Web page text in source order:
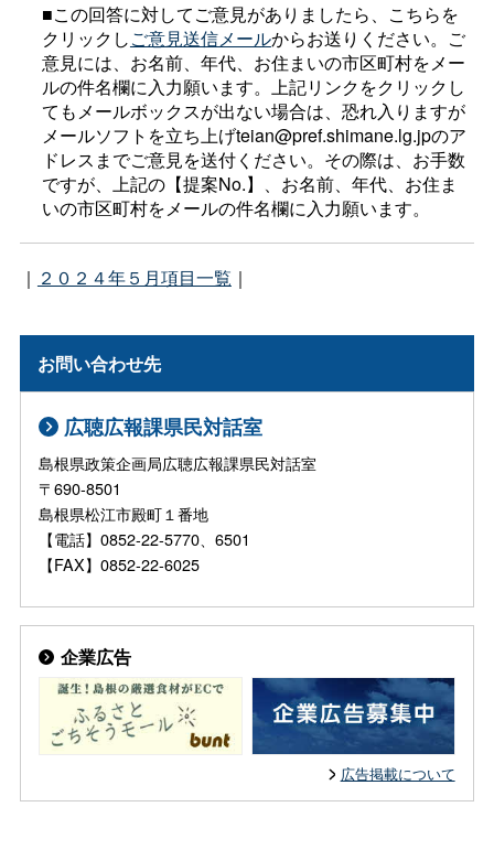
■この回答に対してご意見がありましたら、こちらを
クリックしご意見送信メールからお送りください。ご
意見には、お名前、年代、お住まいの市区町村をメー
ルの件名欄に入力願います。上記リンクをクリックし
てもメールボックスが出ない場合は、恐れ入りますが
メールソフトを立ち上げteian@pref.shimane.lg.jpのア
ドレスまでご意見を送付ください。その際は、お手数
ですが、上記の【提案No.】、お名前、年代、お住ま
いの市区町村をメールの件名欄に入力願います。
｜ ２０２４年５月項目一覧 ｜
お問い合わせ先
広聴広報課県民対話室
島根県政策企画局広聴広報課県民対話室
〒690-8501
島根県松江市殿町１番地
【電話】0852-22-5770、6501
【FAX】0852-22-6025
企業広告
広告掲載について